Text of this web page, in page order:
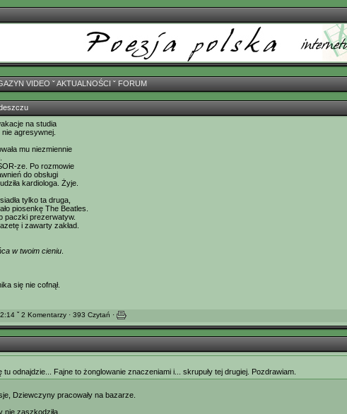
VIDEO ˇAKTUALNOŚCI ˇ FORUM
na studia
agresywnej.
mu niezmiennie
ze. Po rozmowie
do obsługi
kardiologa. Żyje.
tylko ta druga,
piosenkę The Beatles.
paczki prezerwatyw.
i zawarty zakład.
w twoim cieniu
się nie cofnął.
ˇ 2 Komentarzy · 393 Czytań ·
tu odnajdzie... Fajne to żonglowanie znaczeniami i... skrupuły tej drugiej. Pozdrawiam.
Dziewczyny pracowały na bazarze.
nie zaszkodziła.